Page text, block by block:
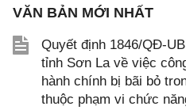
VĂN BẢN MỚI NHẤT
Quyết định 1846/QĐ-
tỉnh Sơn La về việc
hành chính bị bãi bỏ
thuộc phạm vi chức